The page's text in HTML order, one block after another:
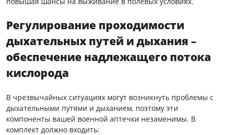
Регулирование проходимости
дыхательных путей и дыхания –
обеспечение надлежащего потока
кислорода
В чрезвычайных ситуациях могут возникнуть проблемы с
дыхательными путями и дыханием, поэтому эти
компоненты вашей военной аптечки незаменимы. В
комплект должно входить: